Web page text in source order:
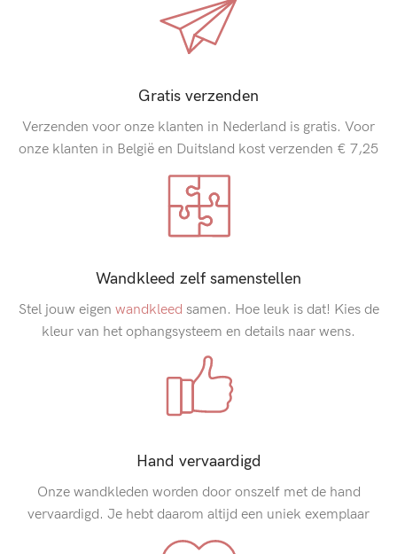
Gratis verzenden
Verzenden voor onze klanten in Nederland is gratis. Voor
onze klanten in België en Duitsland kost verzenden € 7,25
Wandkleed zelf samenstellen
Stel jouw eigen wandkleed samen. Hoe leuk is dat! Kies de
kleur van het ophangsysteem en details naar wens.
Hand vervaardigd
Onze wandkleden worden door onszelf met de hand
vervaardigd. Je hebt daarom altijd een uniek exemplaar